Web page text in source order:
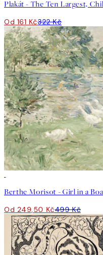
Od 161 Kč322 Kč
Od 249,50 Kč499 Kč